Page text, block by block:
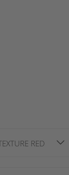
RED